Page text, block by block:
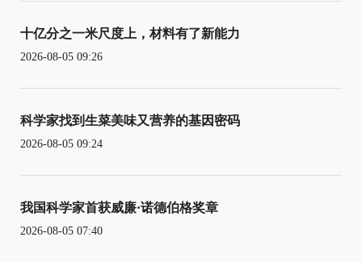
十亿分之一米尺度上，材料有了新能力
2026-08-05 09:26
科学家找到生菜美味又营养的基因密码
2026-08-05 09:24
我国科学家首获威廉·诺德伯格奖章
2026-08-05 07:40